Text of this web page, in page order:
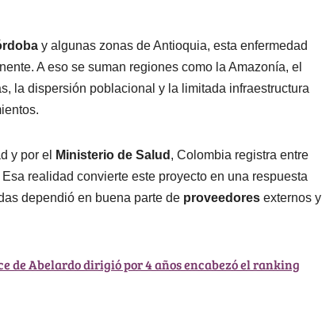
y algunas zonas de Antioquia, esta enfermedad
A eso se suman regiones como la Amazonía, el
la dispersión poblacional y la limitada infraestructura
y por el Ministerio de Salud , Colombia registra entre
realidad convierte este proyecto en una respuesta
dependió en buena parte de proveedores externos y
de Abelardo dirigió por 4 años encabezó el ranking